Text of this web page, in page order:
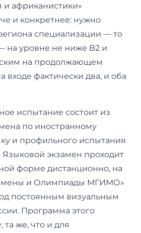
и африканистики»
и конкретнее: нужно
специализации — то
на уровне не ниже B2 и
на продолжающем
входе фактически два, и оба
испытание состоит из
по иностранному
и профильного испытания
экзамен проходит
форме дистанционно, на
и Олимпиады МГИМО»
постоянным визуальным
Программа этого
та же, что и для